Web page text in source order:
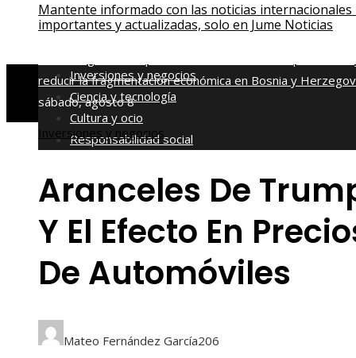
Patrimonio de la Humanidad y su importanciaImpacto
económico y social de la estacionalidad turística en
reducir la fragmentación económica en Bosnia y
sábado, agosto 8
Mantente informado con las noticias internacionales
importantes y actualizadas, solo en Jume Noticias
Inversiones y negocios
Ciencia y tecnología
Cultura y ocio
Responsabilidad social
Inversiones y negocios
Aranceles De
Y El Efecto En
De Automóviles
Mateo Fernández García206